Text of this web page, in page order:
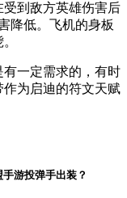
到敌方英雄伤害后
降低。飞机的身板
一定需求的，有时
为启迪的符文天赋
游投弹手出装？